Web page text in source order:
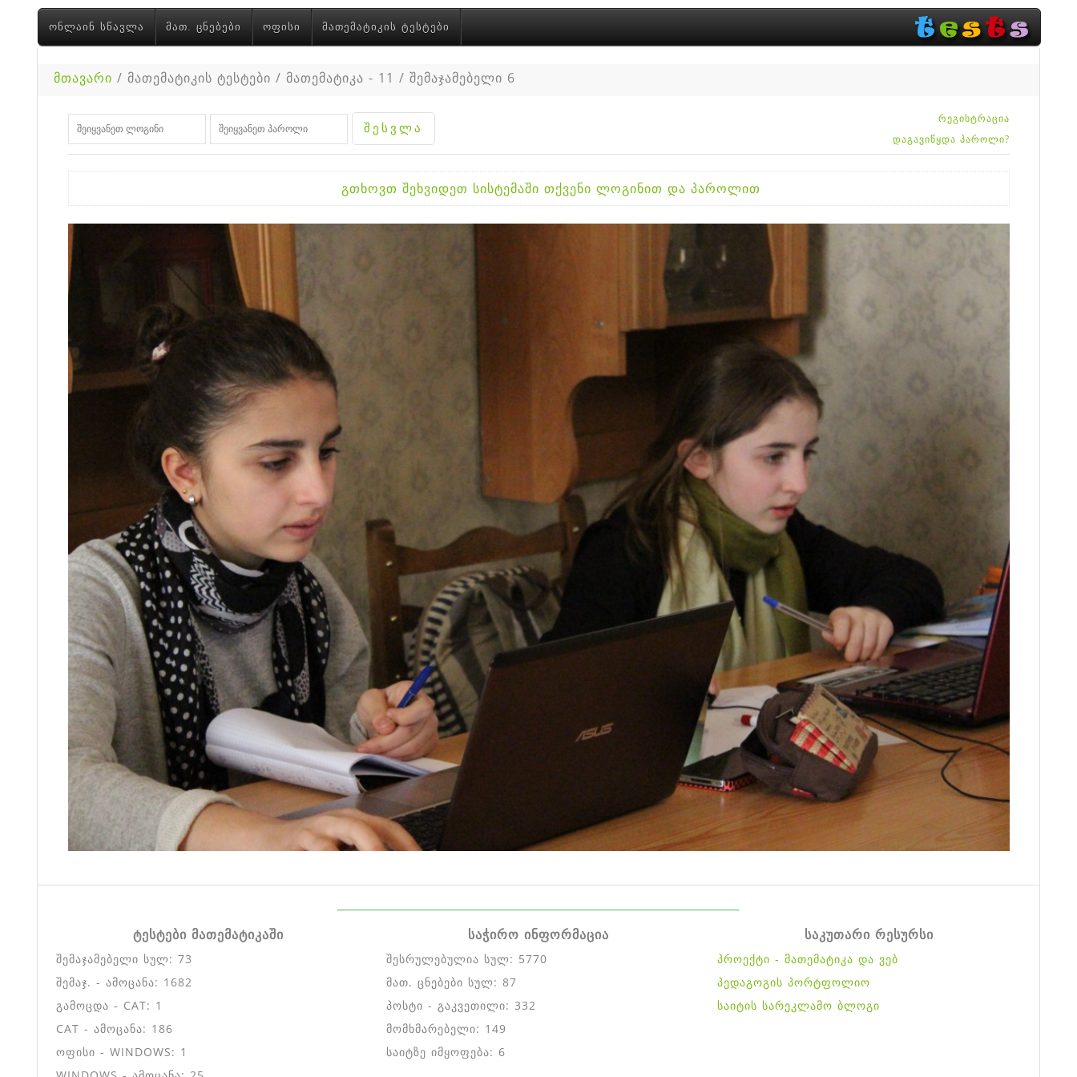
ᲝᲜᲚᲐᲘᲜ ᲡᲬᲐᲕᲚᲐ ᲛᲐᲗ. ᲪᲜᲔᲑᲔᲑᲘ ᲝᲤᲘᲡᲘ ᲛᲐᲗᲔᲛᲐᲢᲘᲙᲘᲡ ᲢᲔᲡᲢᲔᲑᲘ
მთავარი / მათემატიკის ტესტები / მათემატიკა - 11 / შემაჯამებელი 6
რეგისტრაცია
დაგავიწყდა პაროლი?
გთხოვთ შეხვიდეთ სისტემაში თქვენი ლოგინით და პაროლით
ტესტები მათემატიკაში
შემაჯამებელი სულ: 73
შემაჯ. - ამოცანა: 1682
გამოცდა - CAT: 1
CAT - ამოცანა: 186
ოფისი - WINDOWS: 1
საჭირო ინფორმაცია
შესრულებულია სულ: 5770
მათ. ცნებები სულ: 87
პოსტი - გაკვეთილი: 332
მომხმარებელი: 149
საიტზე იმყოფება: 6
საკუთარი რესურსი
პროექტი - მათემატიკა და ვებ
პედაგოგის პორტფოლიო
საიტის სარეკლამო ბლოგი